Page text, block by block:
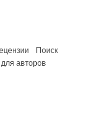
Поиск
авторов